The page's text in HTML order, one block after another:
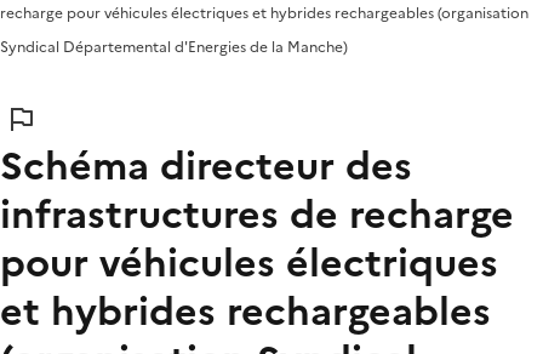
recharge pour véhicules électriques et hybrides rechargeables (organisation
Syndical Départemental d'Energies de la Manche)
Schéma directeur des
infrastructures de recharge
pour véhicules électriques
et hybrides rechargeables